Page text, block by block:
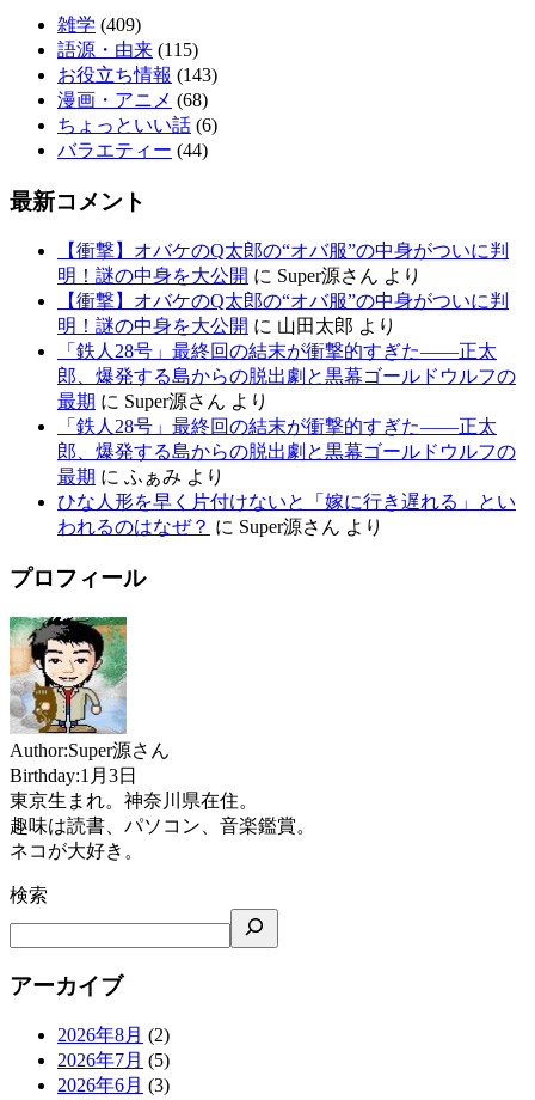
雑学 (409)
語源・由来 (115)
お役立ち情報 (143)
漫画・アニメ (68)
ちょっといい話 (6)
バラエティー (44)
最新コメント
【衝撃】オバケのQ太郎の“オバ服”の中身がついに判
明！謎の中身を大公開 に Super源さん より
【衝撃】オバケのQ太郎の“オバ服”の中身がついに判
明！謎の中身を大公開 に 山田太郎 より
「鉄人28号」最終回の結末が衝撃的すぎた——正太
郎、爆発する島からの脱出劇と黒幕ゴールドウルフの
最期 に Super源さん より
「鉄人28号」最終回の結末が衝撃的すぎた——正太
郎、爆発する島からの脱出劇と黒幕ゴールドウルフの
最期 に ふぁみ より
ひな人形を早く片付けないと「嫁に行き遅れる」とい
われるのはなぜ？ に Super源さん より
プロフィール
Author:Super源さん
Birthday:1月3日
東京生まれ。神奈川県在住。
趣味は読書、パソコン、音楽鑑賞。
ネコが大好き。
検索
アーカイブ
2026年8月 (2)
2026年7月 (5)
2026年6月 (3)